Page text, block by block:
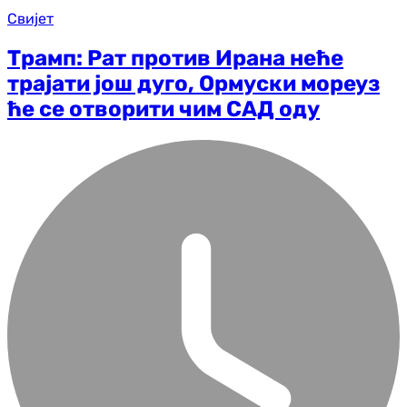
Свијет
Трамп: Рат против Ирана неће
трајати још дуго, Ормуски мореуз
ће се отворити чим САД оду